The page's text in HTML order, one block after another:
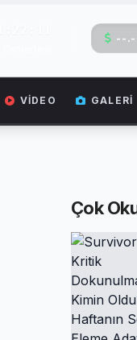
--
VIDEO GALERI
Çok